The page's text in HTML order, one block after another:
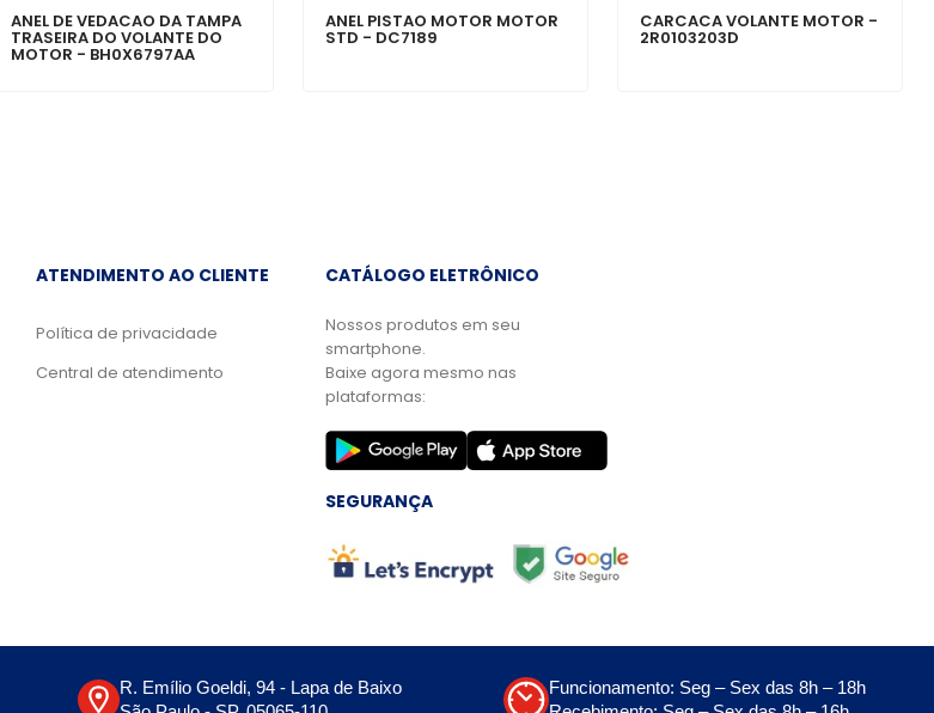
ANEL DE VEDACAO DA TAMPA
TRASEIRA DO VOLANTE DO
MOTOR - BH0X6797AA
ANEL PISTAO MOTOR MOTOR
STD - DC7189
CARCACA VOLANTE MOTOR -
2R0103203D
ATENDIMENTO AO CLIENTE
Política de privacidade
Central de atendimento
CATÁLOGO ELETRÔNICO
Nossos produtos em seu
smartphone.
Baixe agora mesmo nas
plataformas:
SEGURANÇA
R. Emílio Goeldi, 94 - Lapa de Baixo
Funcionamento: Seg – Sex das 8h – 18h